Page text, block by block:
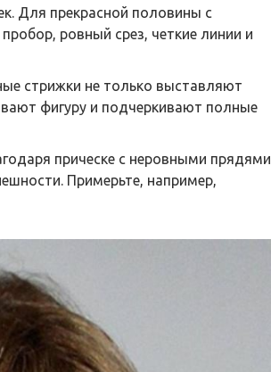
Для прекрасной половины с
ровный срез, четкие линии и
стрижки не только выставляют
фигуру и подчеркивают полные
прическе с неровными прядями
Примерьте, например,